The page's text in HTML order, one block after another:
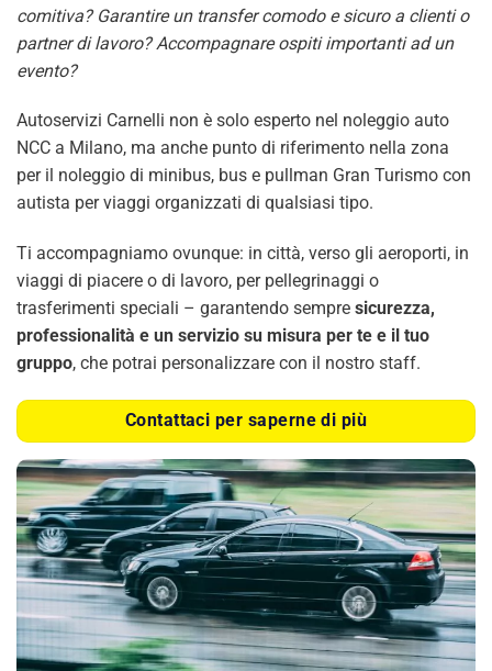
comitiva? Garantire un transfer comodo e sicuro a clienti o
partner di lavoro? Accompagnare ospiti importanti ad un
evento?
Autoservizi Carnelli non è solo esperto nel noleggio auto
NCC a Milano, ma anche punto di riferimento nella zona
per il noleggio di minibus, bus e pullman Gran Turismo con
autista per viaggi organizzati di qualsiasi tipo.
Ti accompagniamo ovunque: in città, verso gli aeroporti, in
viaggi di piacere o di lavoro, per pellegrinaggi o
trasferimenti speciali – garantendo sempre sicurezza,
professionalità e un servizio su misura per te e il tuo
gruppo, che potrai personalizzare con il nostro staff.
Contattaci per saperne di più